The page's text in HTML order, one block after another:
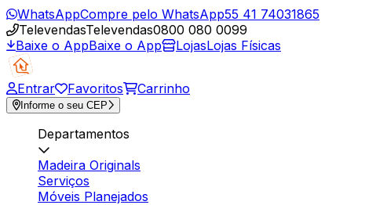
WhatsAppCompre pelo WhatsApp55 41 74031865
TelevendasTelevendas0800 080 0099
Baixe o AppBaixe o App LojasLojas Físicas
Entrar Favoritos Carrinho
Informe o seu CEP
Departamentos
Madeira Originals
Serviços
Móveis Planejados